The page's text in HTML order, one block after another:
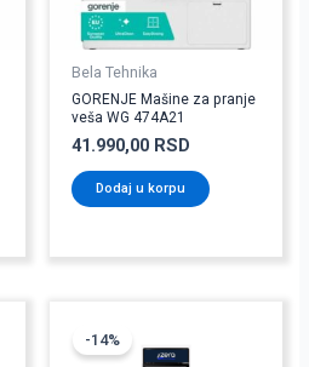
Bela Tehnika
GORENJE Mašine za pranje
veša WG 474A21
41.990,00 RSD
Dodaj u korpu
-14%
jeje: